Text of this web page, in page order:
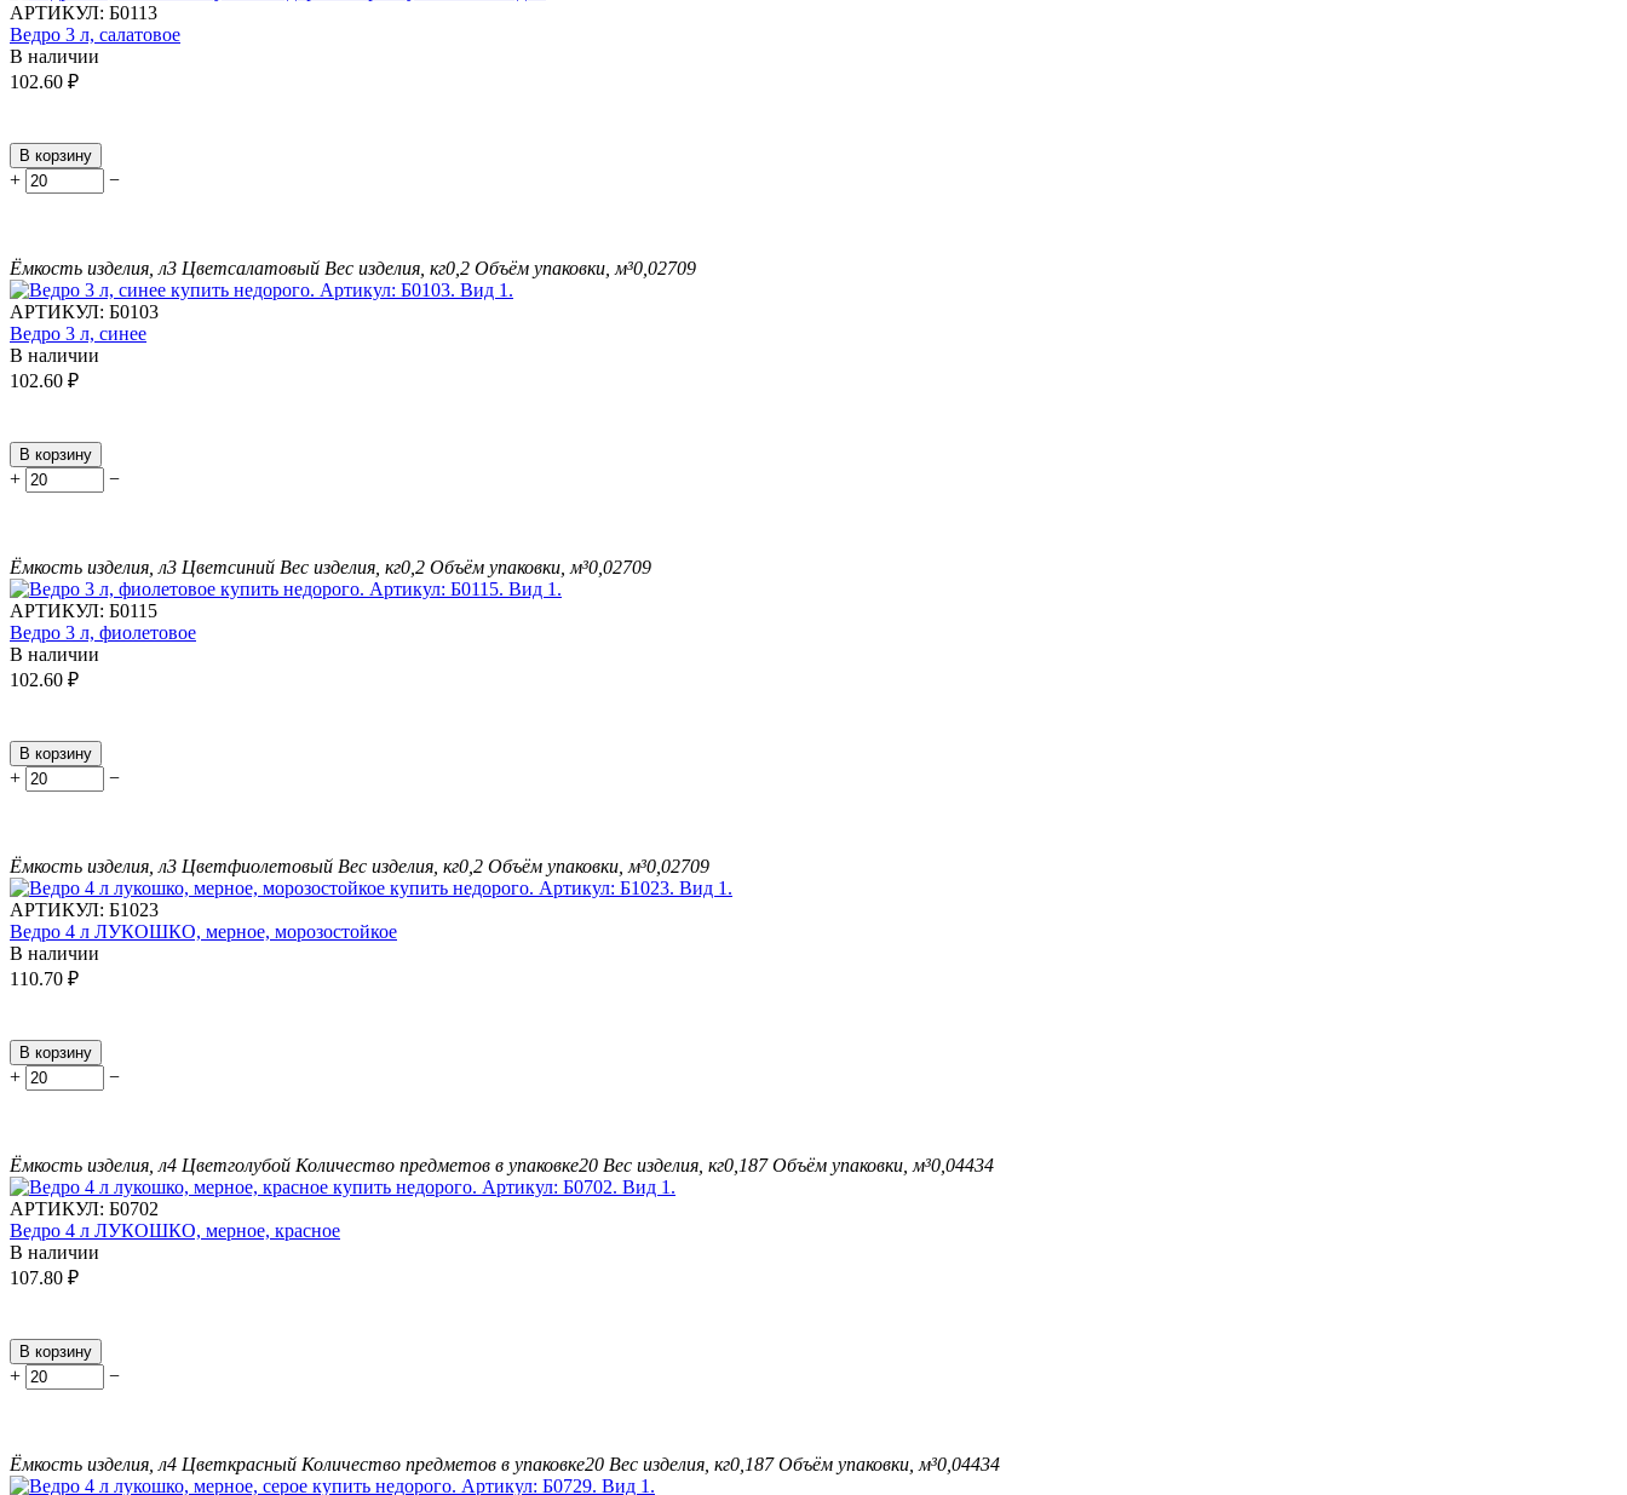
АРТИКУЛ: Б0113
Ведро 3 л, салатовое
В наличии
102.60 ₽
В корзину
+ −
Ёмкость изделия, л3 Цветсалатовый Вес изделия, кг0,2 Объём упаковки, м³0,02709
АРТИКУЛ: Б0103
Ведро 3 л, синее
В наличии
102.60 ₽
В корзину
+ −
Ёмкость изделия, л3 Цветсиний Вес изделия, кг0,2 Объём упаковки, м³0,02709
АРТИКУЛ: Б0115
Ведро 3 л, фиолетовое
В наличии
102.60 ₽
В корзину
+ −
Ёмкость изделия, л3 Цветфиолетовый Вес изделия, кг0,2 Объём упаковки, м³0,02709
АРТИКУЛ: Б1023
Ведро 4 л ЛУКОШКО, мерное, морозостойкое
В наличии
110.70 ₽
В корзину
+ −
Ёмкость изделия, л4 Цветголубой Количество предметов в упаковке20 Вес изделия, кг0,187 Объём упаковки, м³0,04434
АРТИКУЛ: Б0702
Ведро 4 л ЛУКОШКО, мерное, красное
В наличии
107.80 ₽
В корзину
+ −
Ёмкость изделия, л4 Цветкрасный Количество предметов в упаковке20 Вес изделия, кг0,187 Объём упаковки, м³0,04434